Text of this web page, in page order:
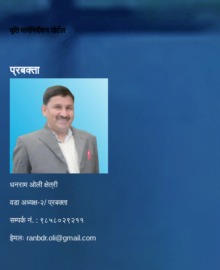
वृति मार्गनिर्देशन पोर्टल
प्रबक्ता
धनराम ओली क्षेत्री
वडा अध्यक्ष-२/ प्रबक्ता
सम्पर्क नं. : ९८५८०२९२११
इेमलः ranbdr.oli@gmail.com